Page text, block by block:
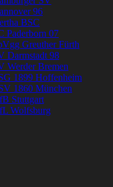
96
BSC
Paderborn 07
Greuther Fürth
Darmstadt 98
Werder Bremen
1899 Hoffenheim
1860 München
Stuttgart
Wolfsburg